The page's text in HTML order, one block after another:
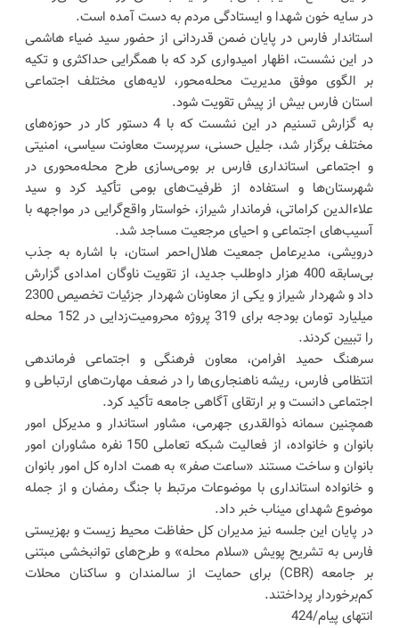
در سایه خون شهدا و ایستادگی مردم به دست آمده است.
استاندار فارس در پایان ضمن قدردانی از حضور سید ضیاء هاشمی
در این نشست، اظهار امیدواری کرد که با همگرایی حداکثری و تکیه
بر الگوی موفق مدیریت محله‌محور، لایه‌های مختلف اجتماعی
استان فارس بیش از پیش تقویت شود.
به گزارش تسنیم در این نشست که با 4 دستور کار در حوزه‌های
مختلف برگزار شد، جلیل حسنی، سرپرست معاونت سیاسی، امنیتی
و اجتماعی استانداری فارس بر بومی‌سازی طرح محله‌محوری در
شهرستان‌ها و استفاده از ظرفیت‌های بومی تأکید کرد و سید
علاء‌الدین کراماتی، فرماندار شیراز، خواستار واقع‌گرایی در مواجهه با
آسیب‌های اجتماعی و احیای مرجعیت مساجد شد.
درویشی، مدیرعامل جمعیت هلال‌احمر استان، با اشاره به جذب
بی‌سابقه 400 هزار داوطلب جدید، از تقویت ناوگان امدادی گزارش
داد و شهردار شیراز و یکی از معاونان شهردار جزئیات تخصیص 2300
میلیارد تومان بودجه برای 319 پروژه محرومیت‌زدایی در 152 محله
را تبیین کردند.
سرهنگ حمید افرامن، معاون فرهنگی و اجتماعی فرماندهی
انتظامی فارس، ریشه ناهنجاری‌ها را در ضعف مهارت‌های ارتباطی و
اجتماعی دانست و بر ارتقای آگاهی جامعه تأکید کرد.
همچنین سمانه ذوالقدری جهرمی، مشاور استاندار و مدیرکل امور
بانوان و خانواده، از فعالیت شبکه تعاملی 150 نفره مشاوران امور
بانوان و ساخت مستند «ساعت صفر» به همت اداره کل امور بانوان
و خانواده استانداری با موضوعات مرتبط با جنگ رمضان و از جمله
موضوع شهدای میناب خبر داد.
در پایان این جلسه نیز مدیران کل حفاظت محیط زیست و بهزیستی
فارس به تشریح پویش «سلام محله» و طرح‌های توانبخشی مبتنی
بر جامعه (CBR) برای حمایت از سالمندان و ساکنان محلات
کم‌برخوردار پرداختند.
انتهای پیام/424